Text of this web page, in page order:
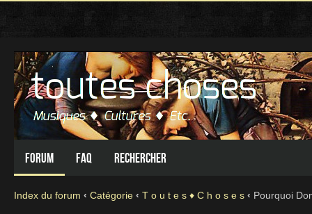
Forum FAQ Rechercher
Index du forum ‹ Catégorie ‹ T o u t e s ♦ C h o s e s ‹ Pourquoi